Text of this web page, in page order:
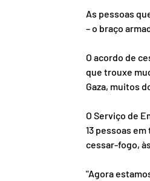
As pessoas
– o braço
O acordo de
que trouxe
Gaza, muitos
O Serviço de
13 pessoas
cessar-fogo,
"Agora